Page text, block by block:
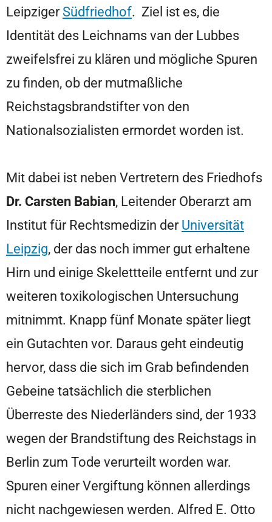
LeipzigerSüdfriedhof. Ziel ist es, die
Identität des Leichnams van der Lubbes
zweifelsfrei zu klären und mögliche Spuren
zu finden, ob der mutmaßliche
Reichstagsbrandstifter von den
Nationalsozialisten ermordet worden ist.
Mit dabei ist neben Vertretern des Friedhofs
Dr. Carsten Babian, Leitender Oberarzt am
Institut für Rechtsmedizin derUniversität
Leipzig, der das noch immer gut erhaltene
Hirn und einige Skelettteile entfernt und zur
weiteren toxikologischen Untersuchung
mitnimmt. Knapp fünf Monate später liegt
ein Gutachten vor. Daraus geht eindeutig
hervor, dass die sich im Grab befindenden
Gebeine tatsächlich die sterblichen
Überreste des Niederländers sind, der 1933
wegen der Brandstiftung des Reichstags in
Berlin zum Tode verurteilt worden war.
Spuren einer Vergiftung können allerdings
nicht nachgewiesen werden. Alfred E. Otto